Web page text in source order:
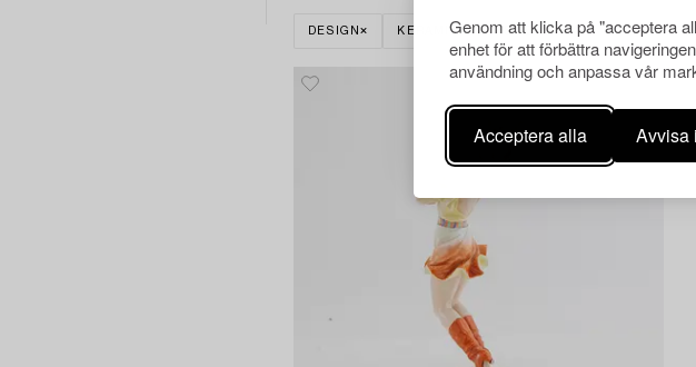
Genom att klicka på "acceptera
enhet för att förbättra
användning och anpassa vår
Acceptera alla Avvisa
DESIGN KERAMIK RENSA ALLA